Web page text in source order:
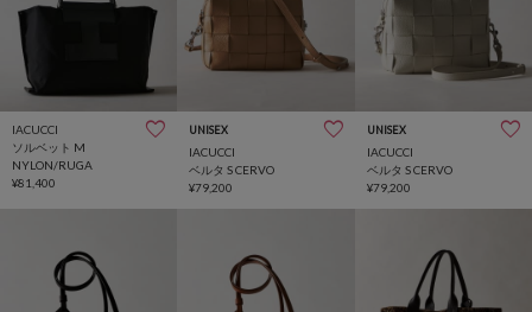
IACUCCI
ソルベット M
NYLON/RUGA
¥81,400
UNISEX
IACUCCI
ベルタ S CERVO
¥79,200
UNISEX
IACUCCI
ベルタ S CERVO
¥79,200